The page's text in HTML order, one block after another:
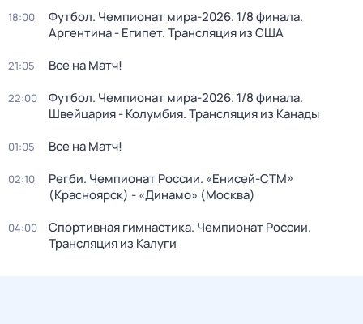
18:00
Футбол. Чемпионат мира-2026. 1/8 финала.
Аргентина - Египет. Трансляция из США
21:05 Все на Матч!
22:00
Футбол. Чемпионат мира-2026. 1/8 финала.
Швейцария - Колумбия. Трансляция из Канады
01:05 Все на Матч!
02:10
Регби. Чемпионат России. «Енисей-СТМ»
(Красноярск) - «Динамо» (Москва)
04:00
Спортивная гимнастика. Чемпионат России.
Трансляция из Калуги